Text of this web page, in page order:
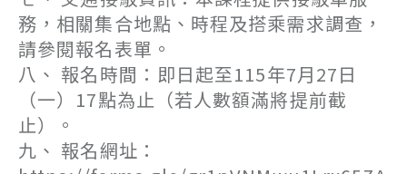
務，相關集合地點、時程及搭乘需求調查，
請參閱報名表單。
八、 報名時間：即日起至115年7月27日
（一）17點為止（若人數額滿將提前截
止）。
九、 報名網址：